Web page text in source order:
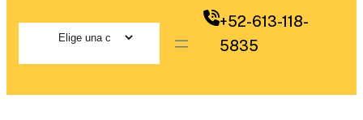
+52-613-118-
5835